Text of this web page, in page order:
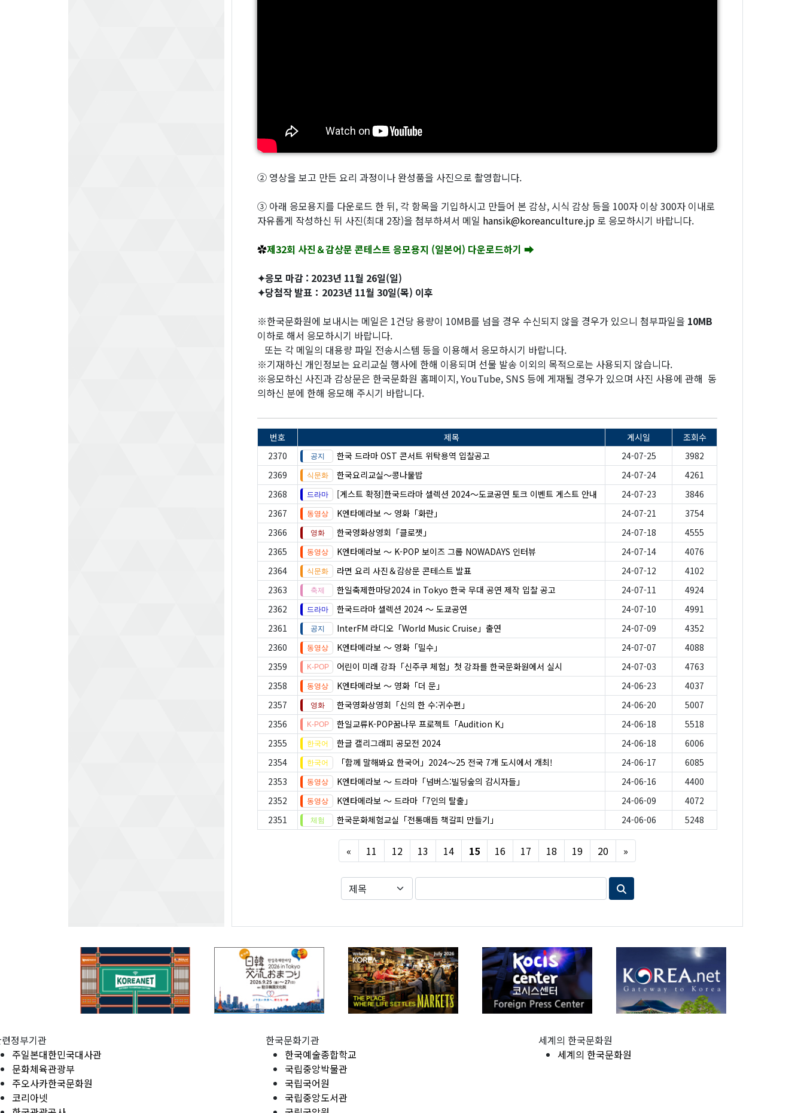
② 영상을 보고 만든 요리 과정이나 완성품을 사진으로 촬영합니다.
③ 아래 응모용지를 다운로드 한 뒤, 각 항목을 기입하시고 만들어 본 감상, 시식 감상 등을 100자 이상 300자 이내로
자유롭게 작성하신 뒤 사진(최대 2장)을 첨부하셔서 메일 hansik@koreanculture.jp 로 응모하시기 바랍니다.
✿제32회 사진＆감상문 콘테스트 응모용지 (일본어) 다운로드하기 ➡
✦응모 마감 : 2023년 11월 26일(일)
✦당첨작 발표：2023년 11월 30일(목) 이후
※한국문화원에 보내시는 메일은 1건당 용량이 10MB를 넘을 경우 수신되지 않을 경우가 있으니 첨부파일을 10MB
이하로 해서 응모하시기 바랍니다.
또는 각 메일의 대용량 파일 전송시스템 등을 이용해서 응모하시기 바랍니다.
※기재하신 개인정보는 요리교실 행사에 한해 이용되며 선물 발송 이외의 목적으로는 사용되지 않습니다.
※응모하신 사진과 감상문은 한국문화원 홈페이지, YouTube, SNS 등에 게재될 경우가 있으며 사진 사용에 관해 동
의하신 분에 한해 응모해 주시기 바랍니다.
번호 제목 게시일
조회수
2370
한국 드라마 OST 콘서트 위탁용역 입찰공고 24-07-25
3982
2369
한국요리교실〜콩나물밥 24-07-24
4261
2368
[게스트 확정]한국드라마 셀렉션 2024～도쿄공연 토크 이벤트 게스트 안내 24-07-23
3846
2367
K엔타메라보 ～ 영화「화란」 24-07-21
3754
2366
한국영화상영회「클로젯」 24-07-18
4555
2365
K엔타메라보 ～ K-POP 보이즈 그룹 NOWADAYS 인터뷰 24-07-14
4076
2364
라면 요리 사진＆감상문 콘테스트 발표 24-07-12
4102
2363
한일축제한마당2024 in Tokyo 한국 무대 공연 제작 입찰 공고 24-07-11
4924
2362
한국드라마 셀렉션 2024 ～ 도쿄공연 24-07-10
4991
2361
InterFM 라디오「World Music Cruise」출연 24-07-09
4352
2360
K엔타메라보 ～ 영화「밀수」 24-07-07
4088
2359
어린이 미래 강좌「신주쿠 체험」첫 강좌를 한국문화원에서 실시 24-07-03
4763
2358
K엔타메라보 ～ 영화「더 문」 24-06-23
4037
2357
한국영화상영회「신의 한 수:귀수편」 24-06-20
5007
2356
한일교류K-POP꿈나무 프로젝트「Audition K」 24-06-18
5518
2355
한글 캘리그래피 공모전 2024 24-06-18
6006
2354
「함께 말해봐요 한국어」2024～25 전국 7개 도시에서 개최! 24-06-17
6085
2353
K엔타메라보 ～ 드라마「넘버스:빌딩숲의 감시자들」 24-06-16
4400
2352
K엔타메라보 ～ 드라마「7인의 탈출」 24-06-09
4072
2351
한국문화체험교실「전통매듭 책갈피 만들기」 24-06-06 5248
« Previous
11 12 13 14 15 16 17 18 19 20 »
정부기관
주일본대한민국대사관
문화체육관광부
주오사카한국문화원
코리아넷
한국문화기관
한국예술종합학교
국립중앙박물관
국립국어원
국립중앙도서관
세계의 한국문화원
세계의 한국문화원